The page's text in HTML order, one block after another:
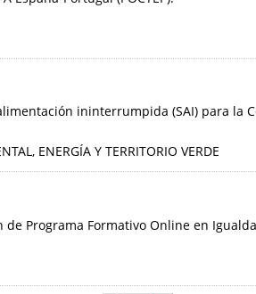
ininterrumpida (SAI) para la
ENERGÍA Y TERRITORIO VERDE
Programa Formativo Online en